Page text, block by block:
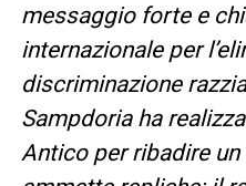
messaggio forte e
internazionale per
discriminazione
Sampdoria ha
Antico per ribadire